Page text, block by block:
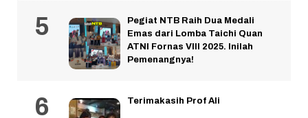
Pegiat NTB Raih Dua Medali
Emas dari Lomba Taichi Quan
ATNI Fornas VIII 2025. Inilah
Pemenangnya!
Terimakasih Prof Ali